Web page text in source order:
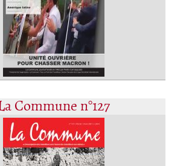
Commune n°127